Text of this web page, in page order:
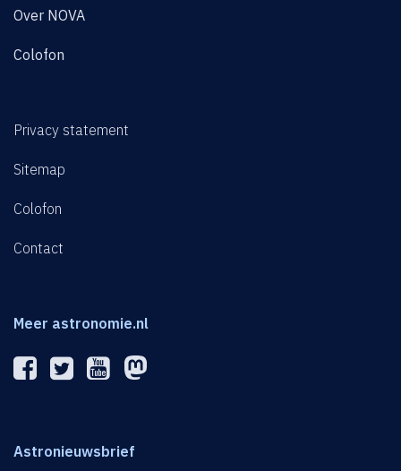
Over NOVA
Colofon
Privacy statement
Sitemap
Colofon
Contact
Meer astronomie.nl
Astronieuwsbrief